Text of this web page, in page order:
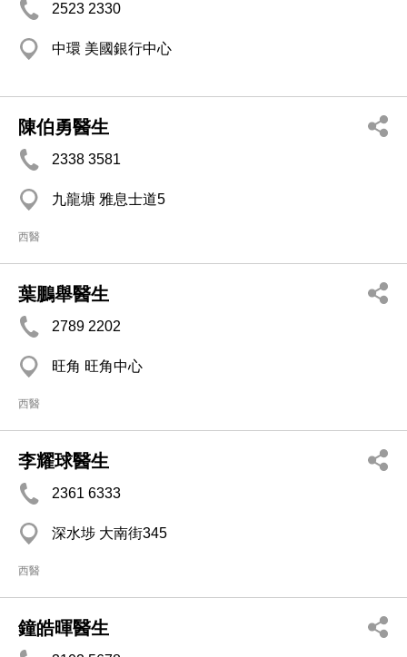
2523 2330
中環 美國銀行中心
陳伯勇醫生
2338 3581
九龍塘 雅息士道5
西醫
葉鵬舉醫生
2789 2202
旺角 旺角中心
西醫
李耀球醫生
2361 6333
深水埗 大南街345
西醫
鐘皓暉醫生